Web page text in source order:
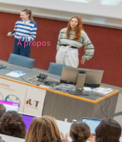
À propos